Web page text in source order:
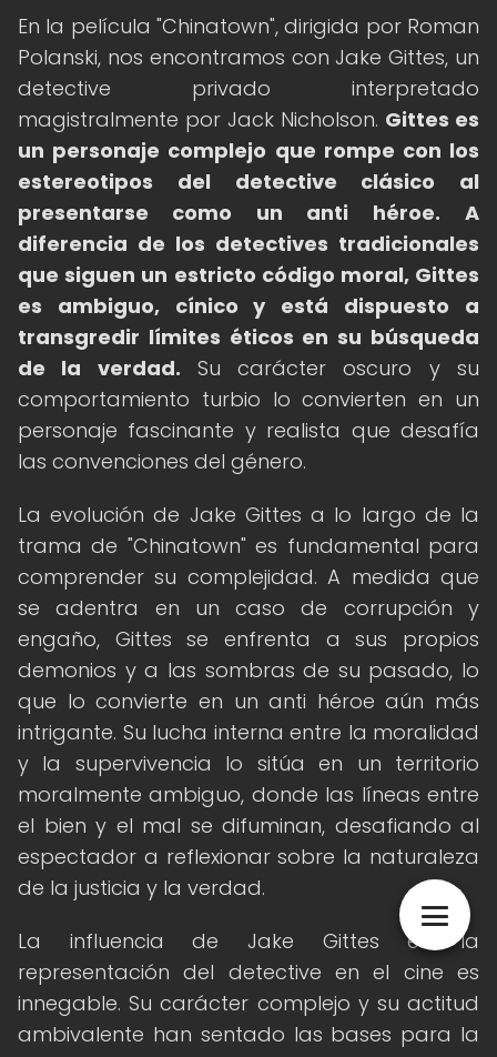
En la película "Chinatown", dirigida por Roman
Polanski, nos encontramos con Jake Gittes, un
detective privado interpretado
magistralmente por Jack Nicholson. Gittes es
un personaje complejo que rompe con los
estereotipos del detective clásico al
presentarse como un anti héroe.
A
diferencia de los detectives tradicionales
que siguen un estricto código moral, Gittes
es ambiguo, cínico y está dispuesto a
transgredir límites éticos en su búsqueda
de la verdad. Su carácter oscuro y su
comportamiento turbio lo convierten en un
personaje fascinante y realista que desafía
las convenciones del género.
La evolución de Jake Gittes a lo largo de la
trama de "Chinatown" es fundamental para
comprender su complejidad. A medida que
se adentra en un caso de corrupción y
engaño, Gittes se enfrenta a sus propios
demonios y a las sombras de su pasado, lo
que lo convierte en un anti héroe aún más
intrigante. Su lucha interna entre la moralidad
y la supervivencia lo sitúa en un territorio
moralmente ambiguo, donde las líneas entre
el bien y el mal se difuminan, desafiando al
espectador a reflexionar sobre la naturaleza
de la justicia y la verdad.
La influencia de Jake Gittes en la
representación del detective en el cine es
innegable. Su carácter complejo y su actitud
ambivalente han sentado las bases para la